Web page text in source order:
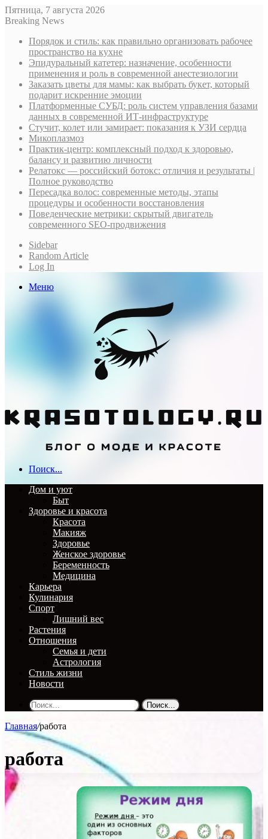
Пятница, 7 августа 2026
Breaking News
Порядок и стиль: как правильно организовать рабочее
пространство на кухне
Эпидуральный катетер: назначение, особенности
применения и роль в современной анестезиологии
Заказать цветы для мамы: как выбрать букет, который
подарит искренние эмоции
Платформенные СУБД: роль систем управления базами
данных в современной ИТ-инфраструктуре
Стучит, колет или замирает: показания к УЗИ сердца
Микоплазмоз
Практик-центр: комплексный подход к здоровью,
балансу и развитию личности
Релатокс — российский ботокс: отличия и результаты |
Полное руководство
Пересадка волос: современные методы, этапы
процедуры и особенности восстановления
Поведенческие метрики: скрытый двигатель
современного SEO-продвижения
Sidebar
Random Article
Log In
Меню
Поиск...
Дом и уют
Быт
Здоровье и красота
Красота
Макияж
Здоровье
Женское здоровье
Беременность
Медицина
Карьера
Кулинария
Спорт
Лишний вес
Растения
Отношения
Семья и дети
Астрология
Стиль жизни
Новости
Поиск...
Главная/работа
работа